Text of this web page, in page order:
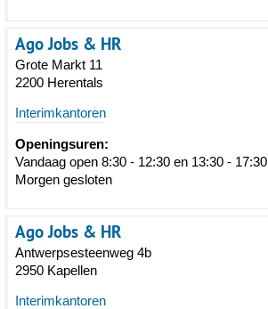
Ago Jobs & HR
Grote Markt 11
2200 Herentals
Interimkantoren
Openingsuren:
Vandaag open 8:30 - 12:30 en 13:30 - 17:30
Morgen gesloten
Ago Jobs & HR
Antwerpsesteenweg 4b
2950 Kapellen
Interimkantoren